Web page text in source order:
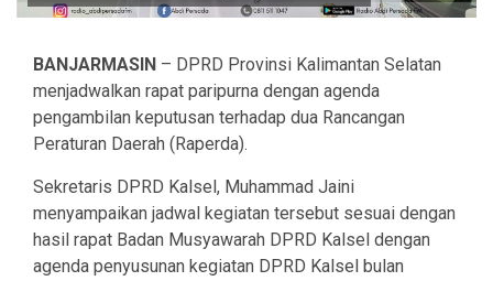
BANJARMASIN – DPRD Provinsi Kalimantan Selatan
menjadwalkan rapat paripurna dengan agenda
pengambilan keputusan terhadap dua Rancangan
Peraturan Daerah (Raperda).
Sekretaris DPRD Kalsel, Muhammad Jaini
menyampaikan jadwal kegiatan tersebut sesuai dengan
hasil rapat Badan Musyawarah DPRD Kalsel dengan
agenda penyusunan kegiatan DPRD Kalsel bulan